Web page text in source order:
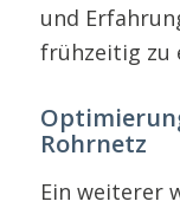
und
frühzeitig zu
Rohrnetz
Ein weiterer